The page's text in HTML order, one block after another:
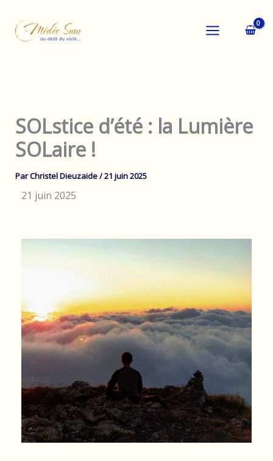
contenu
SOLstice d’été : la Lumière
SOLaire !
ParChristel Dieuzaide/21 juin 2025
21 juin 2025